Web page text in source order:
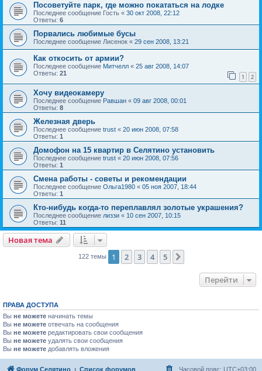
Посоветуйте парк, где можно покататься на лодке
Последнее сообщение Гость « 30 окт 2008, 22:12
Ответы: 6
Порвались любимые бусы
Последнее сообщение Лисенок « 29 сен 2008, 13:21
Как откосить от армии?
Последнее сообщение Митчелл « 25 авг 2008, 14:07
Ответы: 21 1 2
Хочу видеокамеру
Последнее сообщение Равшан « 09 авг 2008, 00:01
Ответы: 8
Железная дверь
Последнее сообщение trust « 20 июн 2008, 07:58
Ответы: 1
Домофон на 15 квартир в Селятино установить
Последнее сообщение trust « 20 июн 2008, 07:56
Ответы: 1
Смена работы - советы и рекомендации
Последнее сообщение Ольга1980 « 05 ноя 2007, 18:44
Ответы: 1
Кто-нибудь когда-то переплавлял золотые украшения?
Последнее сообщение лиззи « 10 сен 2007, 10:15
Ответы: 11
Новая тема
122 темы 1 2 3 4 5
Перейти
ПРАВА ДОСТУПА
Вы не можете начинать темы
Вы не можете отвечать на сообщения
Вы не можете редактировать свои сообщения
Вы не можете удалять свои сообщения
Вы не можете добавлять вложения
Форум Селятино Список форумов Часовой пояс: UTC+03:00